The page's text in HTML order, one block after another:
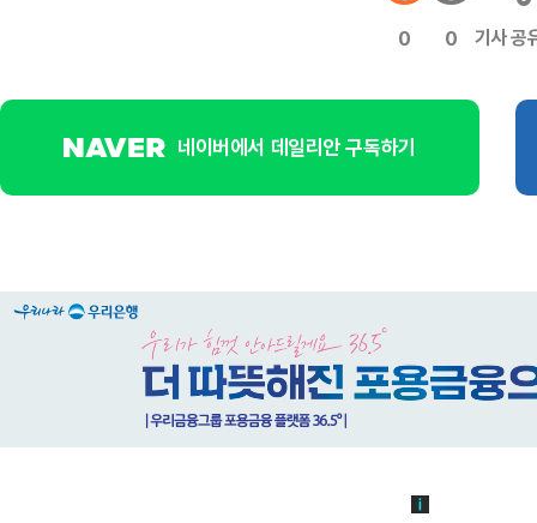
0 0 기사 공
네이버에서 데일리안 구독하기